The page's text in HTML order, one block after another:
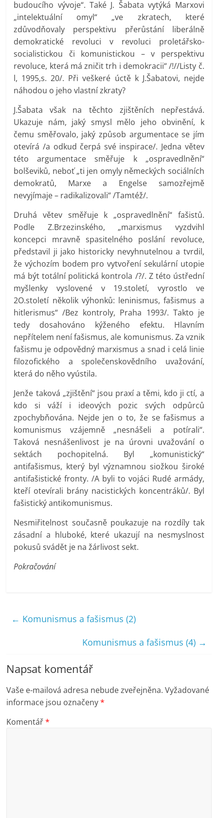
budoucího vývoje“. Také J. Šabata vytýká Marxovi
„intelektuální omyl“ „ve zkratech, které
zdůvodňovaly perspektivu přerůstání liberálně
demokratické revoluci v revoluci proletářsko-
socialistickou či komunistickou – v perspektivu
revoluce, která má zničit trh i demokracii“ /!//Listy č.
l, 1995,s. 20/. Při veškeré úctě k J.Šabatovi, nejde
náhodou o jeho vlastní zkraty?
J.Šabata však na těchto zjištěních nepřestává.
Ukazuje nám, jaký smysl mělo jeho obvinění, k
čemu směřovalo, jaký způsob argumentace se jím
otevírá /a odkud čerpá své inspirace/. Jedna větev
této argumentace směřuje k „ospravedlnění“
bolševiků, neboť „ti jen omyly německých sociálních
demokratů, Marxe a Engelse samozřejmě
nevyjímaje – radikalizovali“ /Tamtéž/.
Druhá větev směřuje k „ospravedlnění“ fašistů.
Podle Z.Brzezinského, „marxismus vyzdvihl
koncepci mravně spasitelného poslání revoluce,
představil ji jako historicky nevyhnutelnou a tvrdil,
že výchozím bodem pro vytvoření sekulární utopie
má být totální politická kontrola /?/. Z této ústřední
myšlenky vyslovené v 19.století, vyrostlo ve
2O.století několik výhonků: leninismus, fašismus a
hitlerismus“ /Bez kontroly, Praha 1993/. Takto je
tedy dosahováno kýženého efektu. Hlavním
nepřítelem není fašismus, ale komunismus. Za vznik
fašismu je odpovědný marxismus a snad i celá linie
filozofického a společenskovědního uvažování,
která do něho vyústila.
Jenže taková „zjištění“ jsou praxí a těmi, kdo ji ctí, a
kdo si váží i ideových pozic svých odpůrců
zpochybňována. Nejde jen o to, že se fašismus a
komunismus vzájemně „nesnášeli a potírali“.
Taková nesnášenlivost je na úrovni uvažování o
sektách pochopitelná. Byl „komunistický“
antifašismus, který byl významnou siožkou široké
antifašistické fronty. /A byli to vojáci Rudé armády,
kteří otevírali brány nacistických koncentráků/. Byl
fašistický antikomunismus.
Nesmiřitelnost současně poukazuje na rozdíly tak
zásadní a hluboké, které ukazují na nesmyslnost
pokusů svádět je na žárlivost sekt.
Pokračování
← Komunismus a fašismus (2)
Komunismus a fašismus (4) →
Napsat komentář
Vaše e-mailová adresa nebude zveřejněna. Vyžadované
informace jsou označeny*
Komentář*